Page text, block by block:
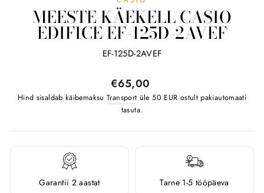
MEESTE KÄEKELL CASIO
EDIFICE EF-125D-2AVEF
EF-125D-2AVEF
Tavahind
€65,00
Hind sisaldab käibemaksuTransport üle 50 EUR ostult pakiautomaati
tasuta.
Garantii 2 aastat Tarne 1-5 tööpäeva